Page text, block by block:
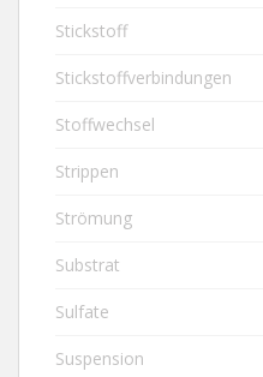
Stickstoff
Stickstoffverbindungen
Stoffwechsel
Strippen
Strömung
Substrat
Sulfate
Suspension